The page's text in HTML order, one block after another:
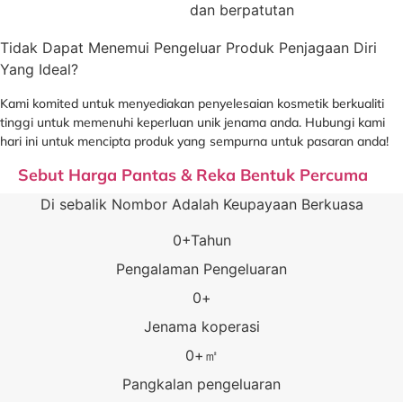
dan berpatutan
Tidak Dapat Menemui Pengeluar Produk Penjagaan Diri
Yang Ideal?
Kami komited untuk menyediakan penyelesaian kosmetik berkualiti
tinggi untuk memenuhi keperluan unik jenama anda. Hubungi kami
hari ini untuk mencipta produk yang sempurna untuk pasaran anda!
Sebut Harga Pantas & Reka Bentuk Percuma
Di sebalik Nombor Adalah Keupayaan Berkuasa
Pengalaman Pengeluaran
0+Tahun
Jenama koperasi
0+
Pangkalan pengeluaran
0+㎡